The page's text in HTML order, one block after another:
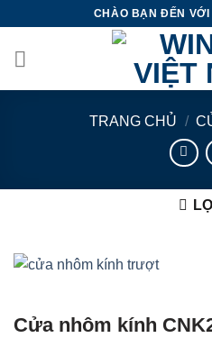
content
CHÀO BẠN ĐẾN VỚI
TRANG CHỦ /
Cửa nhôm kính